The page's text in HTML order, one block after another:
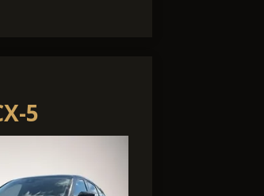
5
D 184
Aut.